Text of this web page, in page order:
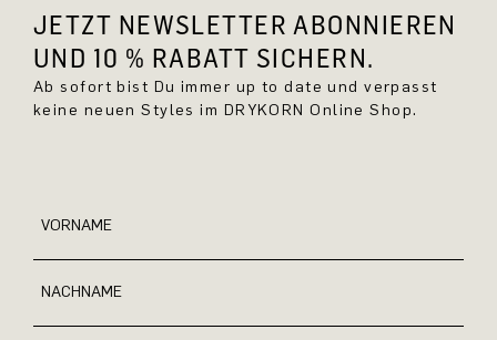
JETZT NEWSLETTER ABONNIEREN
UND 10 % RABATT SICHERN.
Ab sofort bist Du immer up to date und verpasst
keine neuen Styles im DRYKORN Online Shop.
VORNAME
NACHNAME